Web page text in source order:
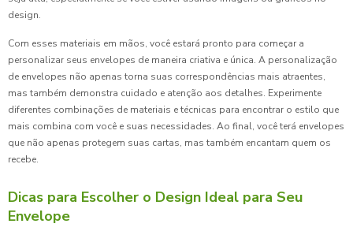
design.
Com esses materiais em mãos, você estará pronto para começar a
personalizar seus envelopes de maneira criativa e única. A personalização
de envelopes não apenas torna suas correspondências mais atraentes,
mas também demonstra cuidado e atenção aos detalhes. Experimente
diferentes combinações de materiais e técnicas para encontrar o estilo que
mais combina com você e suas necessidades. Ao final, você terá envelopes
que não apenas protegem suas cartas, mas também encantam quem os
recebe.
Dicas para Escolher o Design Ideal para Seu
Envelope